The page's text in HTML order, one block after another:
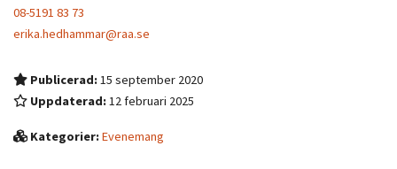
08-5191 83 73
erika.hedhammar@raa.se
Publicerad:15 september 2020
Uppdaterad:12 februari 2025
Kategorier:Evenemang